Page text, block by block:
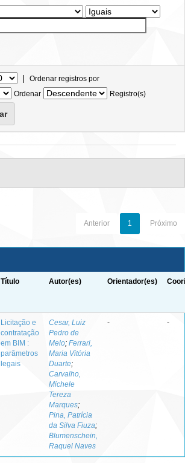
| Ordenar registros por
Ordenar
Registro(s)
Anterior 1 Próximo
Título Autor(es) Orientador(es)
Licitação e
contratação
em BIM :
parâmetros
legais
Cesar, Luiz
Pedro de
Melo; Ferrari,
Maria Vitória
Duarte;
Carvalho,
Michele
Tereza
Marques;
Pina, Patrícia
da Silva Fiuza;
Blumenschein,
Raquel Naves
- -